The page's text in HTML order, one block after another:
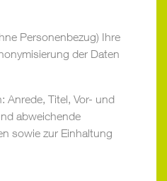
Personenbezug) Ihre
der Daten
Anrede, Titel, Vor- und
abweichende
sowie zur Einhaltung